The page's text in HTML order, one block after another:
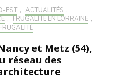
EST , ACTUALITÉS ,
, FRUGALITÉ EN LORRAINE ,
et Metz (54),
réseau des